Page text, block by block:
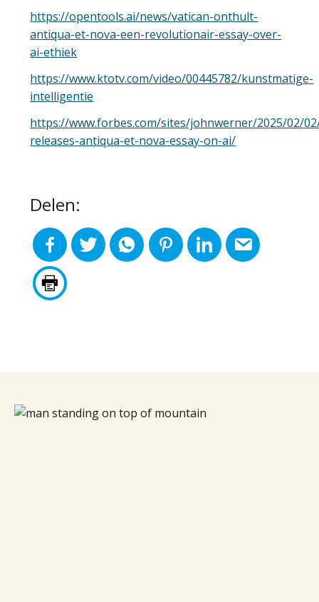
https://opentools.ai/news/vatican-onthult-
antiqua-et-nova-een-revolutionair-essay-over-
ai-ethiek
https://www.ktotv.com/video/00445782/kunstmatige-
intelligentie
https://www.forbes.com/sites/johnwerner/2025/02/
releases-antiqua-et-nova-essay-on-ai/
Delen: